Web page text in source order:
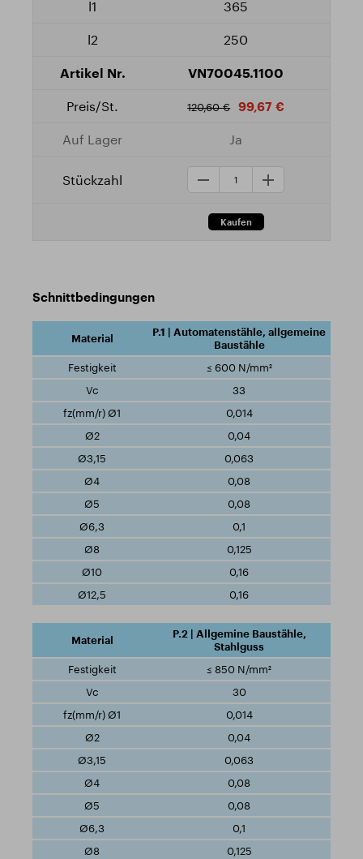
365
250
VN70045.1100
120,60 € 99,67 €
Ja
Schnittbedingungen
P.1 | Automatenstähle, allgemeine
Baustähle
≤ 600 N/mm²
33
0,014
0,04
0,063
0,08
0,08
0,1
0,125
0,16
0,16
P.2 | Allgemine Baustähle,
Stahlguss
≤ 850 N/mm²
30
0,014
0,04
0,063
0,08
0,08
0,1
0,125